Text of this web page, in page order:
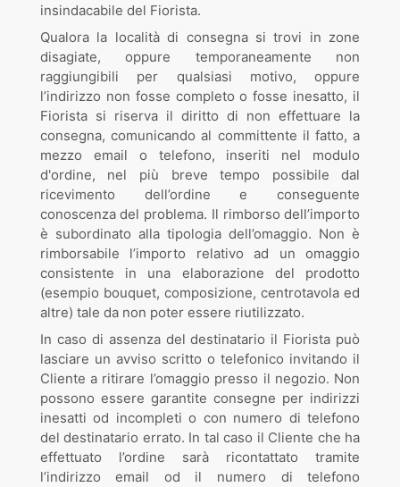
insindacabile del Fiorista.
Qualora la località di consegna si trovi in zone
disagiate, oppure temporaneamente non
raggiungibili per qualsiasi motivo, oppure
l’indirizzo non fosse completo o fosse inesatto, il
Fiorista si riserva il diritto di non effettuare la
consegna, comunicando al committente il fatto, a
mezzo email o telefono, inseriti nel modulo
d'ordine, nel più breve tempo possibile dal
ricevimento dell’ordine e conseguente
conoscenza del problema. Il rimborso dell’importo
è subordinato alla tipologia dell’omaggio. Non è
rimborsabile l’importo relativo ad un omaggio
consistente in una elaborazione del prodotto
(esempio bouquet, composizione, centrotavola ed
altre) tale da non poter essere riutilizzato.
In caso di assenza del destinatario il Fiorista può
lasciare un avviso scritto o telefonico invitando il
Cliente a ritirare l’omaggio presso il negozio. Non
possono essere garantite consegne per indirizzi
inesatti od incompleti o con numero di telefono
del destinatario errato. In tal caso il Cliente che ha
effettuato l’ordine sarà ricontattato tramite
l’indirizzo email od il numero di telefono